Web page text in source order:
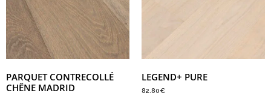
PARQUET CONTRECOLLÉ
CHÊNE MADRID
LEGEND+ PURE
82.80€